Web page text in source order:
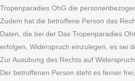
Tropenparadies OhG die
Zudem hat die betroffene Person das
Daten, die bei der Das Tropenparadies
erfolgen, Widerspruch einzulegen, es sei
Zur Ausübung des Rechts auf
Der betroffenen Person steht es ferner